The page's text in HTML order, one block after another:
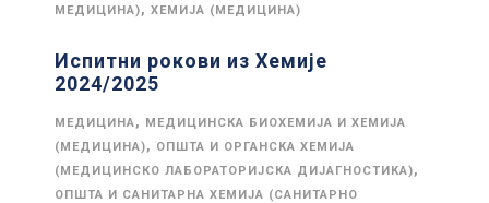
МЕДИЦИНА), ХЕМИЈА (МЕДИЦИНА)
Испитни рокови из Хемије
2024/2025
МЕДИЦИНА, МЕДИЦИНСКА БИОХЕМИЈА И ХЕМИЈА
(МЕДИЦИНА), ОПШТА И ОРГАНСКА ХЕМИЈА
(МЕДИЦИНСКО ЛАБОРАТОРИЈСКА ДИЈАГНОСТИКА),
ОПШТА И САНИТАРНА ХЕМИЈА (САНИТАРНО